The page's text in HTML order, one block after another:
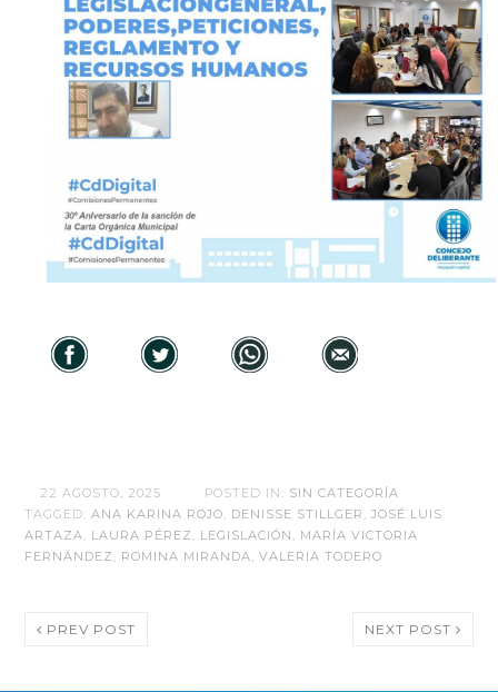
22 AGOSTO, 2025 POSTED IN: SIN CATEGORÍA
TAGGED:ANA KARINA ROJO, DENISSE STILLGER ,JOSÉ LUIS
ARTAZA, LAURA PÉREZ , LEGISLACIÓN , MARÍA VICTORIA
FERNÁNDEZ , ROMINA MIRANDA,VALERIA TODERO
PREV POST NEXT POST